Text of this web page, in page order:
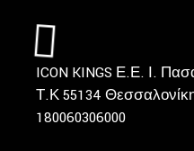
ICON KINGS Ε.Ε. Ι.
Τ.Κ 55134
180060306000